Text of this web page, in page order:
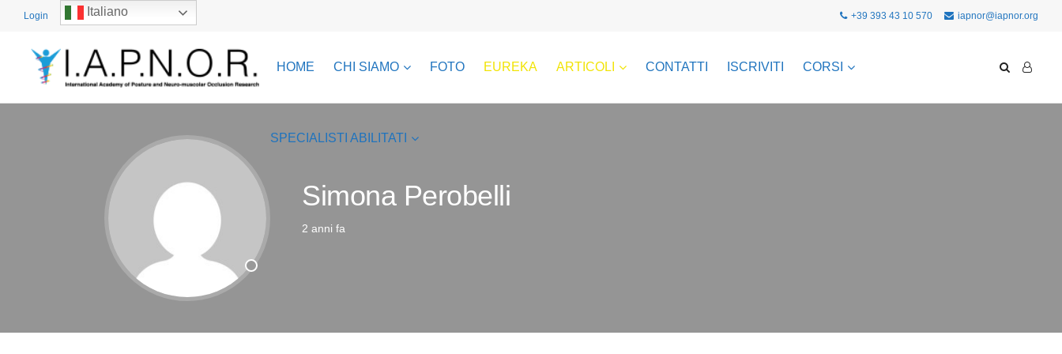
Login Italiano +39 393 43 10 570 iapnor@iapnor.org
HOME CHI SIAMO FOTO EUREKA ARTICOLI CONTATTI ISCRIVITI CORSI
SPECIALISTI ABILITATI
Simona Perobelli
2 anni fa